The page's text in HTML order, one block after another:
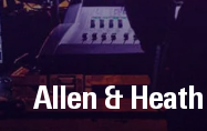
Allen & Heath